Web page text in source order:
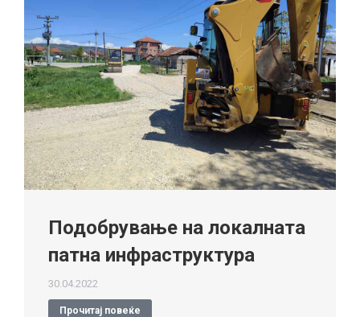
Подобрување на локалната
патна инфраструктура
30.04.2022
Прочитај повеќе